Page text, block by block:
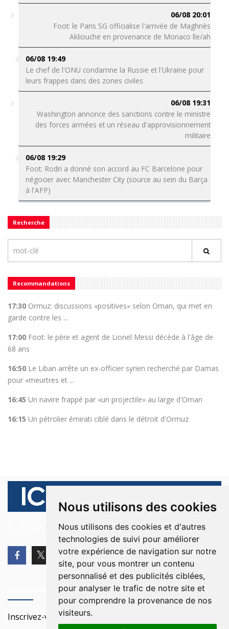
Nous utilisons des cookies
Nous utilisons des cookies et d'autres
technologies de suivi pour améliorer
votre expérience de navigation sur notre
site, pour vous montrer un contenu
personnalisé et des publicités ciblées,
pour analyser le trafic de notre site et
pour comprendre la provenance de nos
visiteurs.
06/08 20:01
Foot: le Paris SG officialise l'arrivée de Maghnès
Akliouche en provenance de Monaco lle/ah
06/08 19:49
Le chef de l'ONU condamne la Russie et l'Ukraine pour
leurs frappes dans des zones civiles
06/08 19:31
Washington annonce des sanctions contre le ministre
des forces armées et un réseau d'approvisionnement
militaire
06/08 19:29
Foot: Rodri a donné son accord au FC Barcelone pour
négocier avec Manchester City (source au sein du Barça
à l'AFP)
Recherche
Recommandations
17:30 Ormuz: discussions «positives» selon Oman, qui met en
garde contre les ...
17:00 Foot: le père et agent de Lionel Messi décède à l'âge de
68 ans
16:50 Le Liban arrête un ex-officier syrien recherché par Damas
pour «meurtres et ...
16:45 Un navire frappé par «un projectile» au large d'Oman
16:15 Un pétrolier émirati ciblé dans le détroit d'Ormuz
© 2026 Ici Beyrouth. Tous les droits sont réservés.
Inscrivez-vous à notre Newsletter